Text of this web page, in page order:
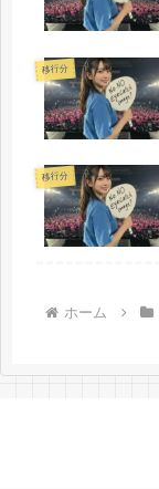
移行分
移行分
ホーム